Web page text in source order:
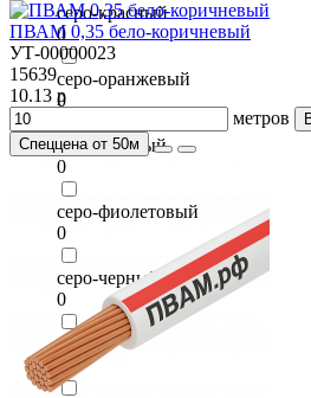
серо-красный
0
серо-оранжевый
0
серо-розовый
0
серо-фиолетовый
0
серо-черный
0
серый
0
ПВАМ 0,35 бело-коричневый
УТ-00000023
15639
10.13 р
метров
Спеццена от 50м